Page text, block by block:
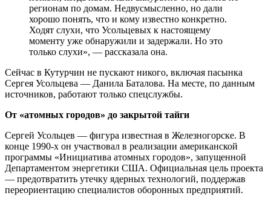
регионам по домам. Недвусмысленно, но дали
хорошо понять, что и кому известно конкретно.
Ходят слухи, что Усольцевых к настоящему
моменту уже обнаружили и задержали. Но это
только слухи», — рассказала она.
Сейчас в Кутурчин не пускают никого, включая пасынка
Сергея Усольцева — Данила Баталова. На месте, по данным
источников, работают только спецслужбы.
От «атомных городов» до закрытой тайги
Сергей Усольцев — фигура известная в Железногорске. В
конце 1990-х он участвовал в реализации американской
программы «Инициатива атомных городов», запущенной
Департаментом энергетики США. Официальная цель проекта
— предотвратить утечку ядерных технологий, поддержав
переориентацию специалистов оборонных предприятий.